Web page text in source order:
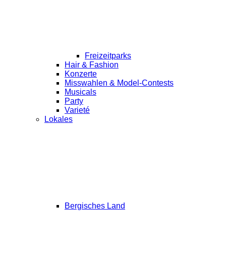
Freizeitparks
Hair & Fashion
Konzerte
Misswahlen & Model-Contests
Musicals
Party
Varieté
Lokales
Bergisches Land